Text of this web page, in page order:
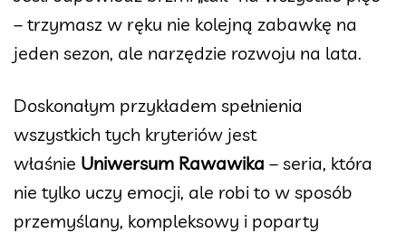
– trzymasz w ręku nie kolejną zabawkę na
jeden sezon, ale narzędzie rozwoju na lata.
Doskonałym przykładem spełnienia
wszystkich tych kryteriów jest
właśnie Uniwersum Rawawika – seria, która
nie tylko uczy emocji, ale robi to w sposób
przemyślany, kompleksowy i poparty